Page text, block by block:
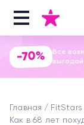
-70%
Все
выгодой
Главная
Как в 68 лет